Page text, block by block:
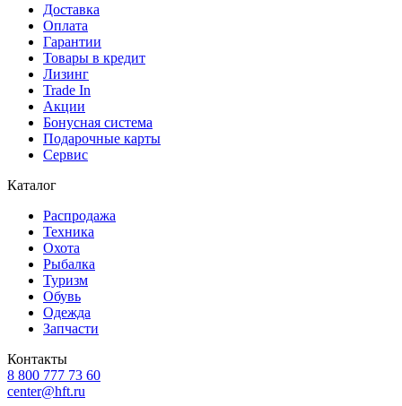
Доставка
Оплата
Гарантии
Товары в кредит
Лизинг
Trade In
Акции
Бонусная система
Подарочные карты
Сервис
Каталог
Распродажа
Техника
Охота
Рыбалка
Туризм
Обувь
Одежда
Запчасти
Контакты
8 800 777 73 60
center@hft.ru